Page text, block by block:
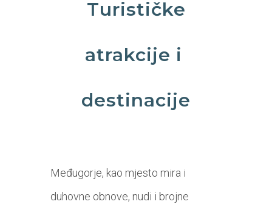
Turističke
atrakcije i
destinacije
Međugorje, kao mjesto mira i
duhovne obnove, nudi i brojne